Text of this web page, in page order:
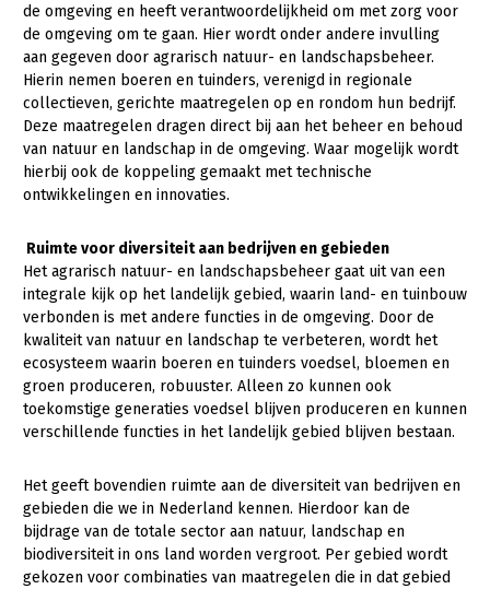
Gezonde dieren
Natuur, klimaat en energie
Bodem en water
Platteland en omgeving
Mens, ondernemerschap en onderwijs
Sectoren
Dier
Biologische Landbouw
Geitenhouderij
Kalverhouderij
Melkveehouderij
Paardenhouderij
Pluimveehouderij
de omgeving en heeft verantwoordelijkheid om met zorg voor
de omgeving om te gaan. Hier wordt onder andere invulling
aan gegeven door agrarisch natuur- en landschapsbeheer.
Hierin nemen boeren en tuinders, verenigd in regionale
collectieven, gerichte maatregelen op en rondom hun bedrijf.
Deze maatregelen dragen direct bij aan het beheer en behoud
van natuur en landschap in de omgeving. Waar mogelijk wordt
hierbij ook de koppeling gemaakt met technische
ontwikkelingen en innovaties.
Ruimte voor diversiteit aan bedrijven en gebieden
Het agrarisch natuur- en landschapsbeheer gaat uit van een
integrale kijk op het landelijk gebied, waarin land- en tuinbouw
verbonden is met andere functies in de omgeving. Door de
kwaliteit van natuur en landschap te verbeteren, wordt het
ecosysteem waarin boeren en tuinders voedsel, bloemen en
groen produceren, robuuster. Alleen zo kunnen ook
toekomstige generaties voedsel blijven produceren en kunnen
verschillende functies in het landelijk gebied blijven bestaan.
Het geeft bovendien ruimte aan de diversiteit van bedrijven en
gebieden die we in Nederland kennen. Hierdoor kan de
bijdrage van de totale sector aan natuur, landschap en
biodiversiteit in ons land worden vergroot. Per gebied wordt
gekozen voor combinaties van maatregelen die in dat gebied